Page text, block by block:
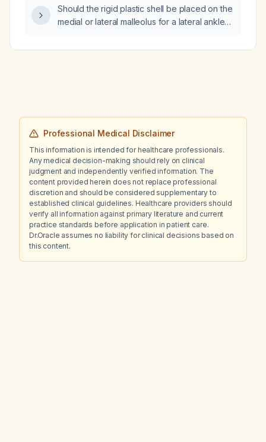
Should the rigid plastic shell be placed on the
medial or lateral malleolus for a lateral ankle
Professional Medical Disclaimer
This information is intended for healthcare professionals.
Any medical decision-making should rely on clinical
judgment and independently verified information. The
content provided herein does not replace professional
discretion and should be considered supplementary to
established clinical guidelines. Healthcare providers should
verify all information against primary literature and current
practice standards before application in patient care.
Dr.Oracle assumes no liability for clinical decisions based on
this content.